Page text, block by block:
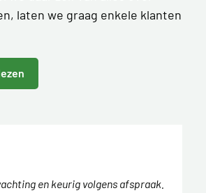
laten we graag enkele klanten
en keurig volgens afspraak.